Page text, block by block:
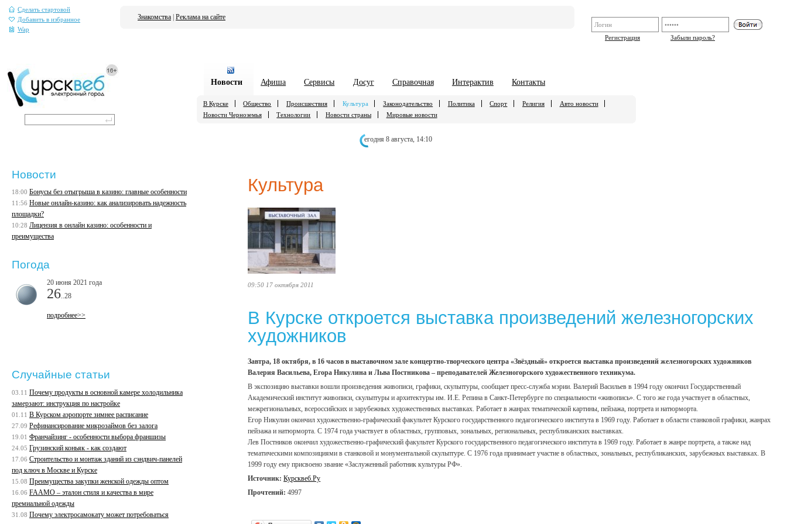
Сделать стартовой
Добавить в избранное
Wap
Регистрация
Забыли пароль?
Знакомства Реклама на сайте
Новости Афиша Сервисы Досуг Справочная Интерактив Контакты
В Курске Общество Происшествия Культура Законодательство Политика Спорт Религия
Авто новости
Новости Черноземья
Технологии Новости страны Мировые новости
егодня 8 августа, 14:10
Культура
09:50 17 октября 2011
В Курске откроется выставка произведений железногорских
художников
Завтра, 18 октября, в 16 часов в выставочном зале концертно-творческого центра «Звёздный» откроется выставка произведений железногорских художников
Валерия Васильева, Егора Никулина и Льва Постникова – преподавателей Железногорского художественного техникума.
В экспозицию выставки вошли произведения живописи, графики, скульптуры, сообщает пресс-служба мэрии. Валерий Васильев в 1994 году окончил Государственный
Академический институт живописи, скульптуры и архитектуры им. И.Е. Репина в Санкт-Петербурге по специальности «живопись». С того же года участвует в областных,
межрегиональных, всероссийских и зарубежных художественных выставках. Работает в жанрах тематической картины, пейзажа, портрета и натюрморта.
Егор Никулин окончил художественно-графический факультет Курского государственного педагогического института в 1969 году. Работает в области станковой графики, жанрах
пейзажа и натюрморта. С 1974 года участвует в областных, групповых, зональных, региональных, республиканских выставках.
Лев Постников окончил художественно-графический факультет Курского государственного педагогического института в 1969 году. Работает в жанре портрета, а также над
тематическими композициями в станковой и монументальной скульптуре. С 1976 года принимает участие в областных, зональных, республиканских, зарубежных выставках. В
1999 году ему присвоено звание «Заслуженный работник культуры РФ».
Источник: Курсквеб.Ру
Прочтений: 4997
Новости
18:00 Бонусы без отыгрыша в казино: главные особенности
11:56 Новые онлайн-казино: как анализировать надежность
площадки?
10:28 Лицензия в онлайн казино: особенности и
преимущества
Погода
20 июня 2021 года
26 ..28
подробнее>>
Случайные статьи
03.11 Почему продукты в основной камере холодильника
замерзают: инструкция по настройке
01.11 В Курском аэропорте зимнее расписание
27.09 Рефинансирование микрозаймов без залога
19.01 Франчайзинг - особенности выбора франшизы
24.05 Грузинский коньяк - как создают
17.06 Строительство и монтаж зданий из сэндвич-панелей
под ключ в Москве и Курске
15.08 Преимущества закупки женской одежды оптом
16.06 FAAMO – эталон стиля и качества в мире
премиальной одежды
31.08 Почему электросамокату может потребоваться